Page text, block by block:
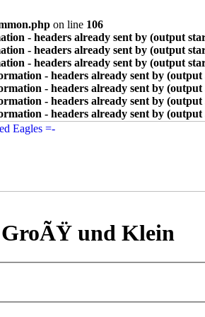
on line 106
- headers already sent by (output
- headers already sent by (output
- headers already sent by (output
- headers already sent by
- headers already sent by
- headers already sent by
- headers already sent by
und Klein